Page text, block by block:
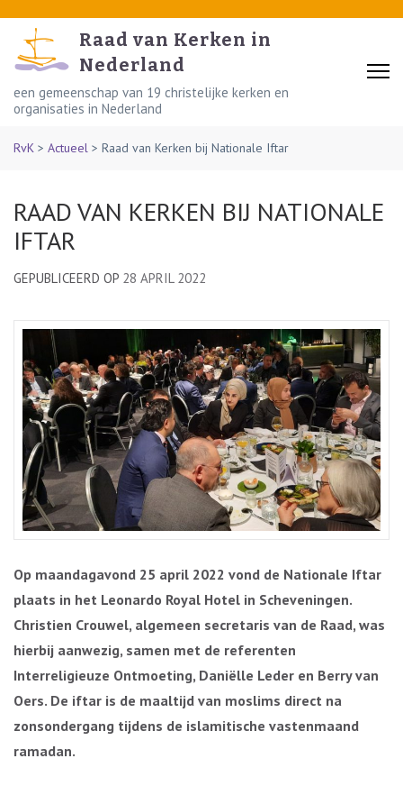
content
(Press
Enter)
Raad van Kerken in
Nederland
een gemeenschap van 19 christelijke kerken en
organisaties in Nederland
RvK > Actueel > Raad van Kerken bij Nationale Iftar
RAAD VAN KERKEN BIJ NATIONALE
IFTAR
GEPUBLICEERD OP 28 APRIL 2022
Op maandagavond 25 april 2022 vond de Nationale Iftar
plaats in het Leonardo Royal Hotel in Scheveningen.
Christien Crouwel, algemeen secretaris van de Raad, was
hierbij aanwezig, samen met de referenten
Interreligieuze Ontmoeting, Daniëlle Leder en Berry van
Oers. De iftar is de maaltijd van moslims direct na
zonsondergang tijdens de islamitische vastenmaand
ramadan.